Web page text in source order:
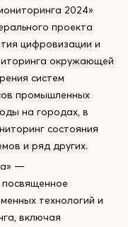
2024»
проекта
цифровизации и
окружающей
систем
промышленных
на городах, в
состояния
и ряд других.
—
технологий и
включая